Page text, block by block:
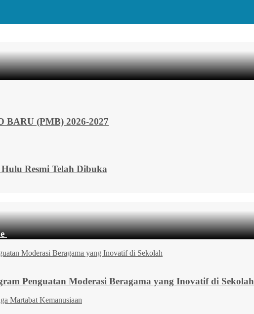
(PMB) 2026-2027
Resmi Telah Dibuka
Penguatan Moderasi Beragama yang Inovatif di Sekolah